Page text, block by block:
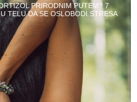
PRIRODNIM PUTEM? 7
TELU DA SE OSLOBODI STRESA